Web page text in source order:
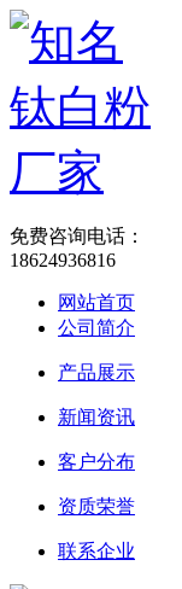
免费咨询电话：
18624936816
网站首页
公司简介
产品展示
新闻资讯
客户分布
资质荣誉
联系企业